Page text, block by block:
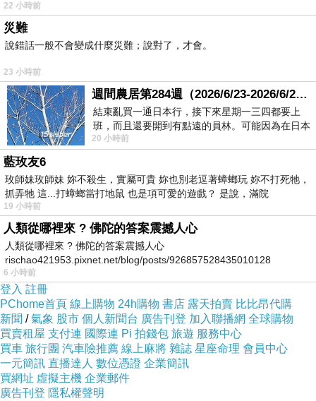
當紅網路話題
量優惠↓↓↓
【 【伊黛爾】浪漫刺繡蕾絲1/2杯半罩性感內
衣褲4套組 】
《商品說明》
浪漫四色蕾絲內衣，蕾絲葉印刺繡包覆整個罩杯
表面
中間蝴蝶結輕描點綴優雅又不失可愛
半罩集中設計，可依各種場合輕鬆拆換肩帶
穿著低胸洋裝、禮服，也不用怕外露
側邊單層網布設計 透氣、不悶熱，不時散發隱約
的性感
脅邊8.5cm單膠條設計，幫助胸部穩定集中不位
22 小時前
災難
說錯話一般不會變成什麼災難；說對了，才會。
23 小時前
週間農居第284週（2026/6/23-2026/6/24) 夏至 金黃稻浪洋溢豐收喜悅
結束亂買一通日本行，接下來星期一三四都要上
班，而且還要開到有點遠的員林。可能因為在日本
花不少錢，星期一出門上班時，心裡沒有一
20 小時前
藍玫友6
玫師妹玫師妹 妳不殺生，實屬可貴 妳也別老逗著蟑螂玩 妳不打死牠，
抓弄牠 這...打蟑螂當打地鼠 也是項可愛的遊戲？ 是說，滿院
19 小時前
人類從哪裡來 ? 佛陀的答案震撼人心
人類從哪裡來 ? 佛陀的答案震撼人心
rischao421953.pixnet.net/blog/posts/926857528435010128
6 小時前
登入 註冊
PChome首頁 線上購物 24h購物 書店 露天拍賣 比比昂代購
新聞 /氣象 股市 個人新聞台 廣告刊登 加入聯播網 全球購物
買賣租屋 支付連 國際連 Pi 拍錢包 旅遊 服務中心
買車 旅行團 汽車險推薦 線上麻將 雜誌 星座命理 會員中心
一元簡訊 直播達人 數位憑證 企業簡訊
買網址 虛擬主機 企業郵件
廣告刊登 隱私權聲明